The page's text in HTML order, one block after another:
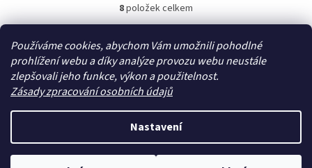
Používáme cookies, abychom Vám umožnili pohodlné
prohlížení webu a díky analýze provozu webu neustále
zlepšovali jeho funkce, výkon a použitelnost.
Zásady zpracování osobních údajů
Nastavení
O
v
l
á
d
a
c
r
v
k
8položek celkem
Zboží.cz Heureka.cz
Vytvořil Shoptet